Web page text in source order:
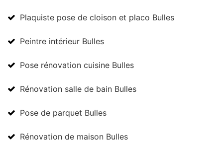
Plaquiste pose de cloison et placo Bulles
Peintre intérieur Bulles
Pose rénovation cuisine Bulles
Rénovation salle de bain Bulles
Pose de parquet Bulles
Rénovation de maison Bulles